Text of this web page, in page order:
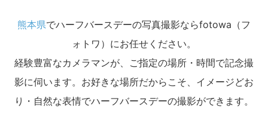
熊本県でハーフバースデーの写真撮影ならfotowa（フ
ォトワ）にお任せください。
経験豊富なカメラマンが、ご指定の場所・時間で記念撮
影に伺います。お好きな場所だからこそ、イメージどお
り・自然な表情でハーフバースデーの撮影ができます。